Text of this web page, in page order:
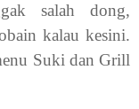
salah dong,
kalau kesini.
Suki dan Grill